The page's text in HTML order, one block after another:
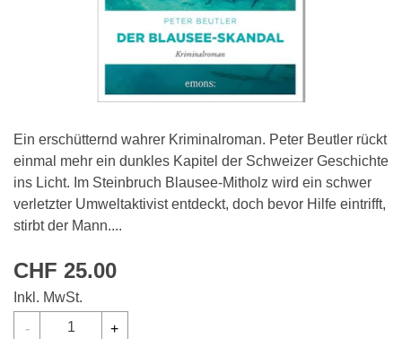
Ein erschütternd wahrer Kriminalroman. Peter Beutler rückt
einmal mehr ein dunkles Kapitel der Schweizer Geschichte
ins Licht. Im Steinbruch Blausee-Mitholz wird ein schwer
verletzter Umweltaktivist entdeckt, doch bevor Hilfe eintrifft,
stirbt der Mann....
CHF 25.00
Inkl. MwSt.
- +